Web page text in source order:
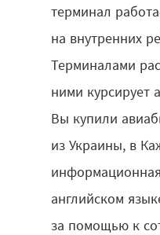
терминал
на внутренних
Терминалами
ними курсирует
Вы купили
из Украины, в
английском
за помощью к